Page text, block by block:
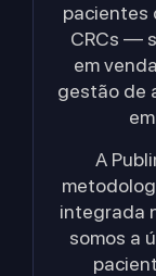
pacientes
CRCs —
em
gestão de
A
integrada
somos a